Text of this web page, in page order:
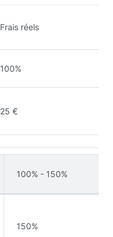
Frais réels
100%
25 €
100% - 150%
150%